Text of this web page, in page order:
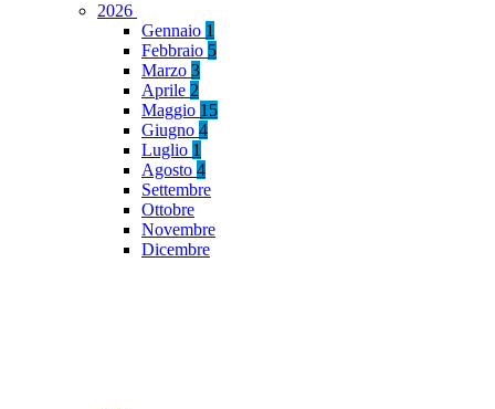
2026
Gennaio 1
Febbraio 5
Marzo 3
Aprile 2
Maggio 15
Giugno 4
Luglio 1
Agosto 4
Settembre
Ottobre
Novembre
Dicembre